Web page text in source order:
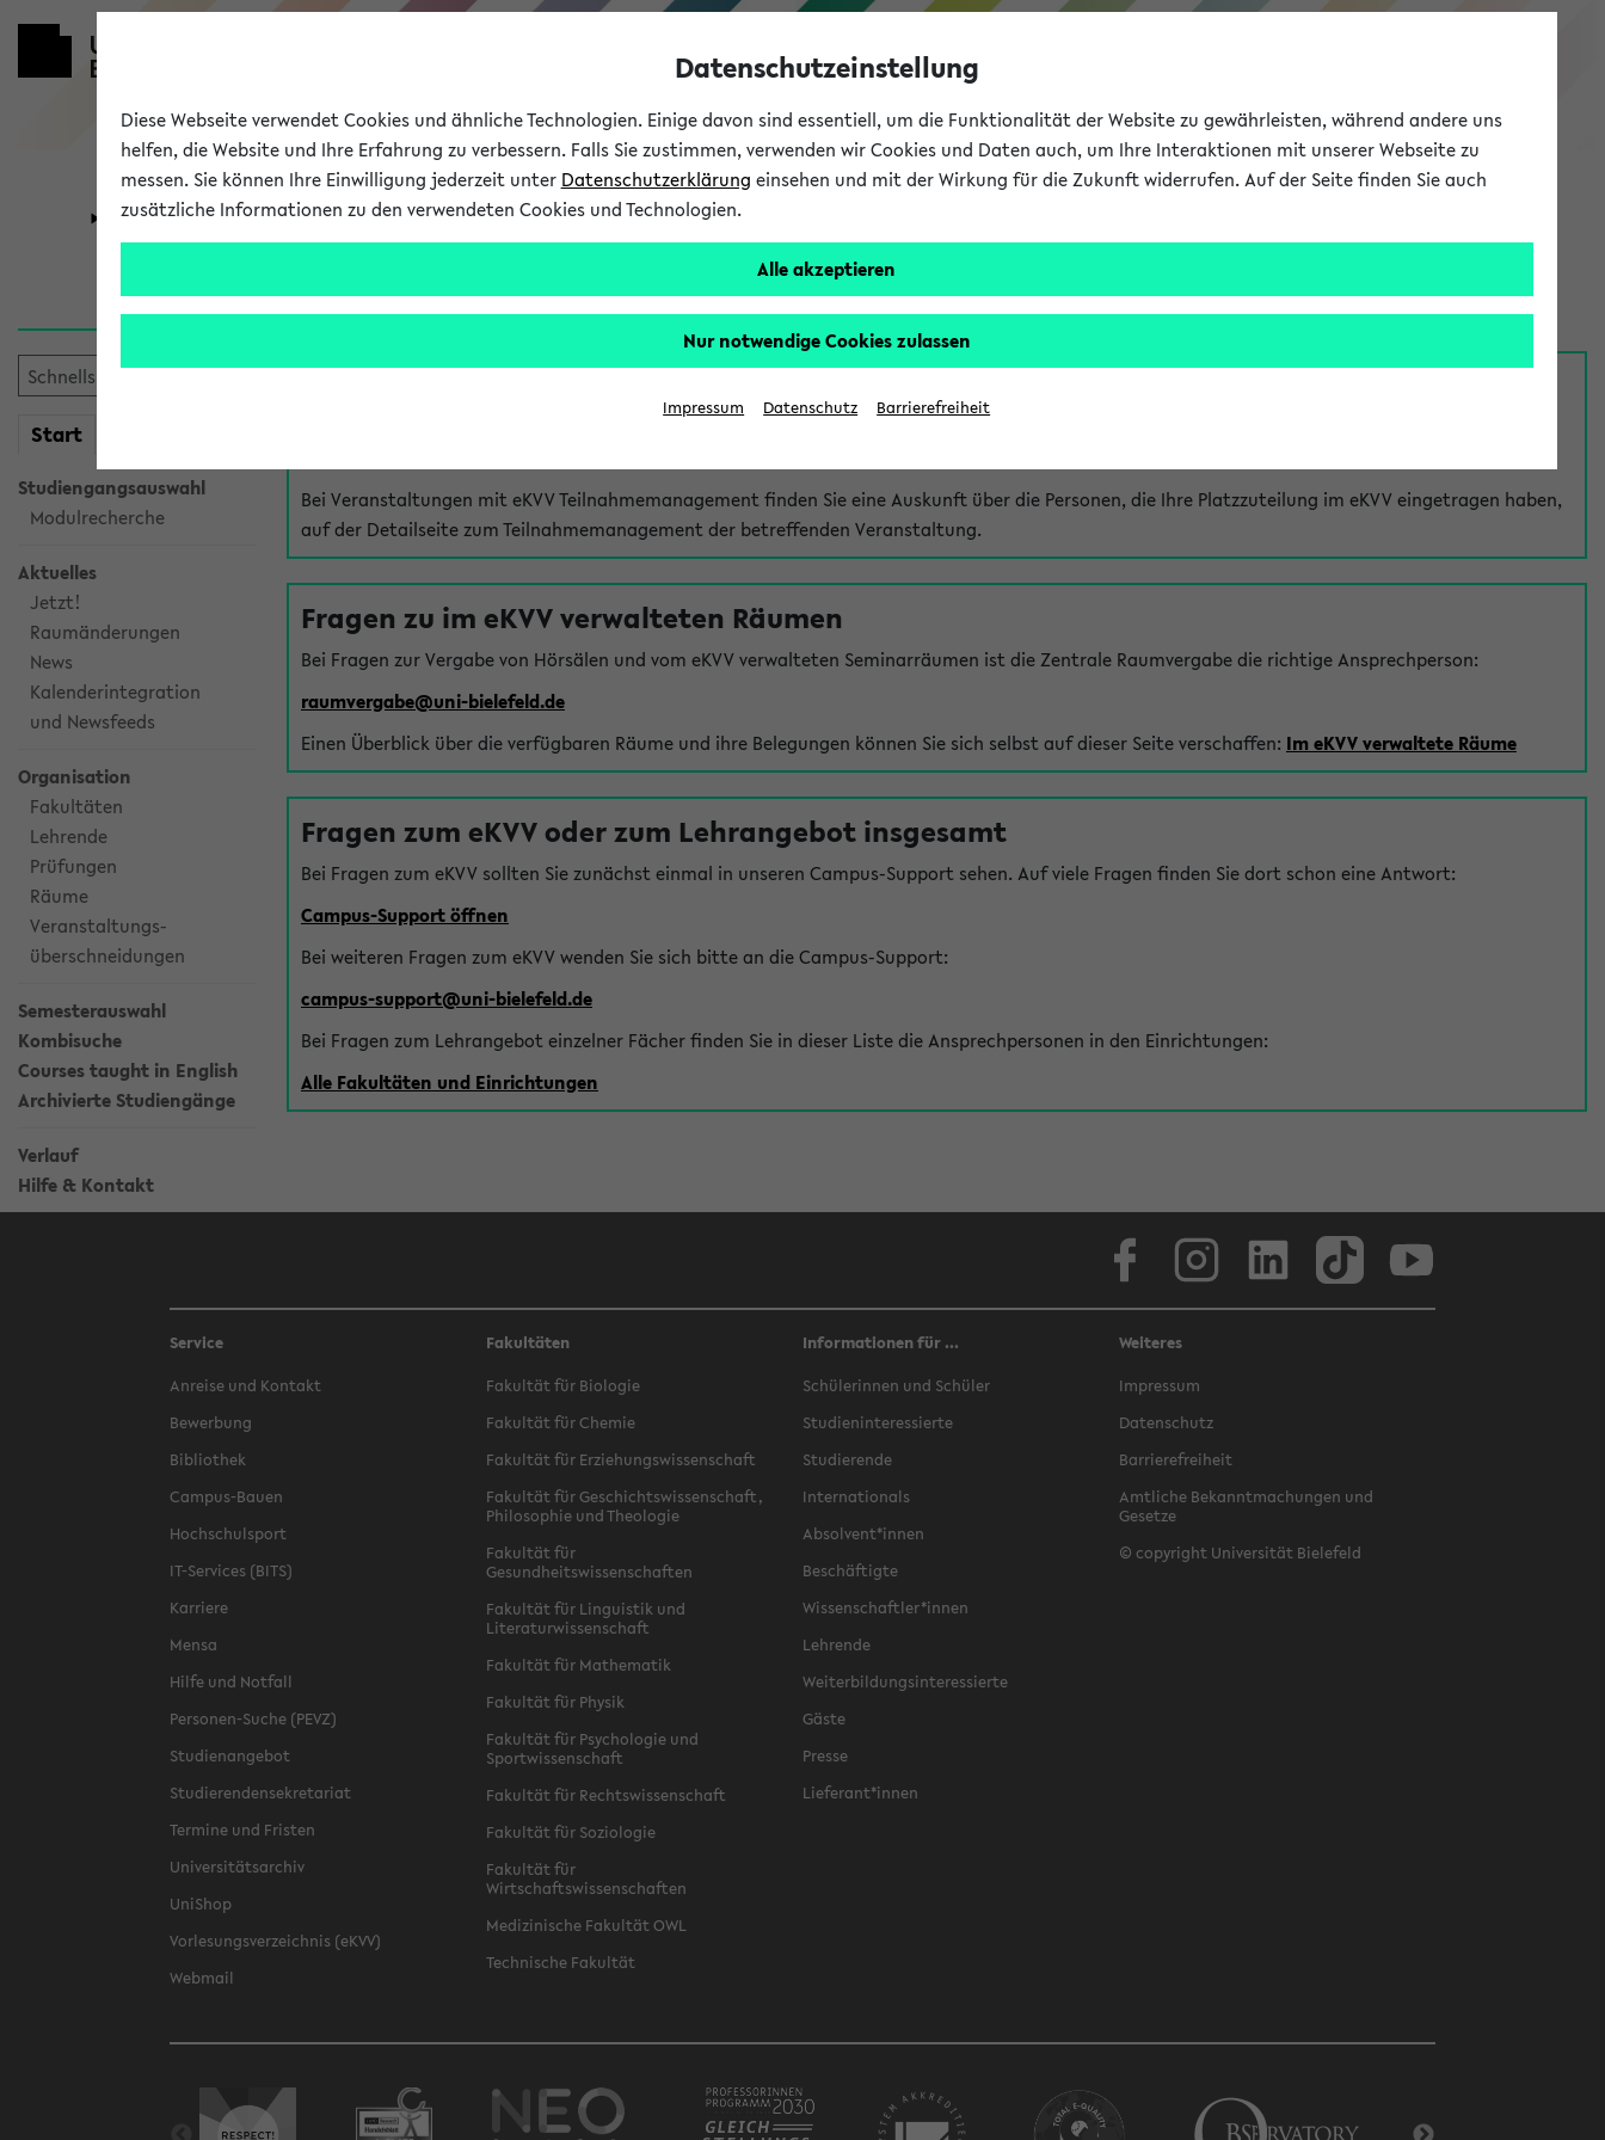
eKVV
Universität Forschung Studium
Start
Studiengangsauswahl
Modulrecherche
Aktuelles
Jetzt!
Raumänderungen
News
Kalenderintegration
und Newsfeeds
Organisation
Fakultäten
Lehrende
Prüfungen
Räume
Veranstaltungs-
überschneidungen
Semesterauswahl
Kombisuche
Courses taught in English
Archivierte Studiengänge
Verlauf
Hilfe & Kontakt
Hilfe & Kontakt
Bei Veranstaltungen mit eKVV Teilnahmemanagement finden Sie eine Auskunft über die Personen, die Ihre Platzzuteilung im eKVV eingetragen haben,
auf der Detailseite zum Teilnahmemanagement der betreffenden Veranstaltung.
Fragen zu im eKVV verwalteten Räumen
Bei Fragen zur Vergabe von Hörsälen und vom eKVV verwalteten Seminarräumen ist die Zentrale Raumvergabe die richtige Ansprechperson:
raumvergabe@uni-bielefeld.de
Einen Überblick über die verfügbaren Räume und ihre Belegungen können Sie sich selbst auf dieser Seite verschaffen: Im eKVV verwaltete Räume
Fragen zum eKVV oder zum Lehrangebot insgesamt
Bei Fragen zum eKVV sollten Sie zunächst einmal in unseren Campus-Support sehen. Auf viele Fragen finden Sie dort schon eine Antwort:
Campus-Support öffnen
Bei weiteren Fragen zum eKVV wenden Sie sich bitte an die Campus-Support:
campus-support@uni-bielefeld.de
Bei Fragen zum Lehrangebot einzelner Fächer finden Sie in dieser Liste die Ansprechpersonen in den Einrichtungen:
Alle Fakultäten und Einrichtungen
Service
Anreise und Kontakt
Bewerbung
Bibliothek
Campus-Bauen
Hochschulsport
IT-Services (BITS)
Karriere
Mensa
Hilfe und Notfall
Personen-Suche (PEVZ)
Studienangebot
Studierendensekretariat
Termine und Fristen
Universitätsarchiv
UniShop
Vorlesungsverzeichnis (eKVV)
Webmail
Fakultäten
Fakultät für Biologie
Fakultät für Chemie
Fakultät für Erziehungswissenschaft
Fakultät für Geschichtswissenschaft,
Philosophie und Theologie
Fakultät für
Gesundheitswissenschaften
Fakultät für Linguistik und
Literaturwissenschaft
Fakultät für Mathematik
Fakultät für Physik
Fakultät für Psychologie und
Sportwissenschaft
Fakultät für Rechtswissenschaft
Fakultät für Soziologie
Fakultät für
Wirtschaftswissenschaften
Medizinische Fakultät OWL
Technische Fakultät
Informationen für ...
Schülerinnen und Schüler
Studieninteressierte
Studierende
Internationals
Absolvent*innen
Beschäftigte
Wissenschaftler*innen
Lehrende
Weiterbildungsinteressierte
Gäste
Presse
Lieferant*innen
Weiteres
Impressum
Datenschutz
Barrierefreiheit
Amtliche Bekanntmachungen und
Gesetze
© copyright Universität Bielefeld
Datenschutzeinstellung
Diese Webseite verwendet Cookies und ähnliche Technologien. Einige davon sind essentiell, um die Funktionalität der Website zu gewährleisten, während andere uns
helfen, die Website und Ihre Erfahrung zu verbessern. Falls Sie zustimmen, verwenden wir Cookies und Daten auch, um Ihre Interaktionen mit unserer Webseite zu
messen. Sie können Ihre Einwilligung jederzeit unter Datenschutzerklärung einsehen und mit der Wirkung für die Zukunft widerrufen. Auf der Seite finden Sie auch
zusätzliche Informationen zu den verwendeten Cookies und Technologien.
Alle akzeptieren
Nur notwendige Cookies zulassen
Impressum Datenschutz Barrierefreiheit